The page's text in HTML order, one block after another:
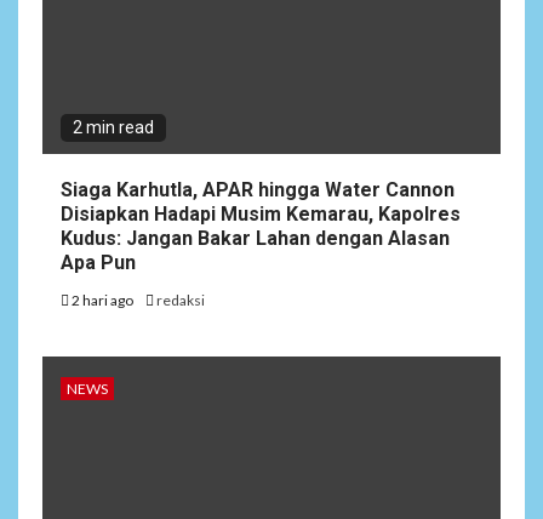
2 min read
Siaga Karhutla, APAR hingga Water Cannon
Disiapkan Hadapi Musim Kemarau, Kapolres
Kudus: Jangan Bakar Lahan dengan Alasan
Apa Pun
2 hari ago redaksi
NEWS